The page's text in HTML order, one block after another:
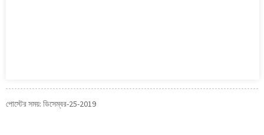
পোস্টের সময়: ডিসেম্বর-25-2019